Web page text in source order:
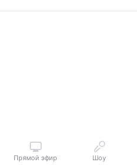
Прямой эфир Шоу